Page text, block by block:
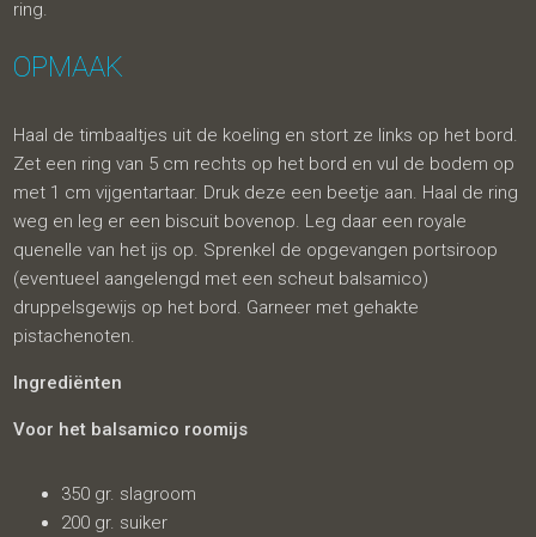
ring.
OPMAAK
Haal de timbaaltjes uit de koeling en stort ze links op het bord.
Zet een ring van 5 cm rechts op het bord en vul de bodem op
met 1 cm vijgentartaar. Druk deze een beetje aan. Haal de ring
weg en leg er een biscuit bovenop. Leg daar een royale
quenelle van het ijs op. Sprenkel de opgevangen portsiroop
(eventueel aangelengd met een scheut balsamico)
druppelsgewijs op het bord. Garneer met gehakte
pistachenoten.
Ingrediënten
Voor het balsamico roomijs
350 gr. slagroom
200 gr. suiker